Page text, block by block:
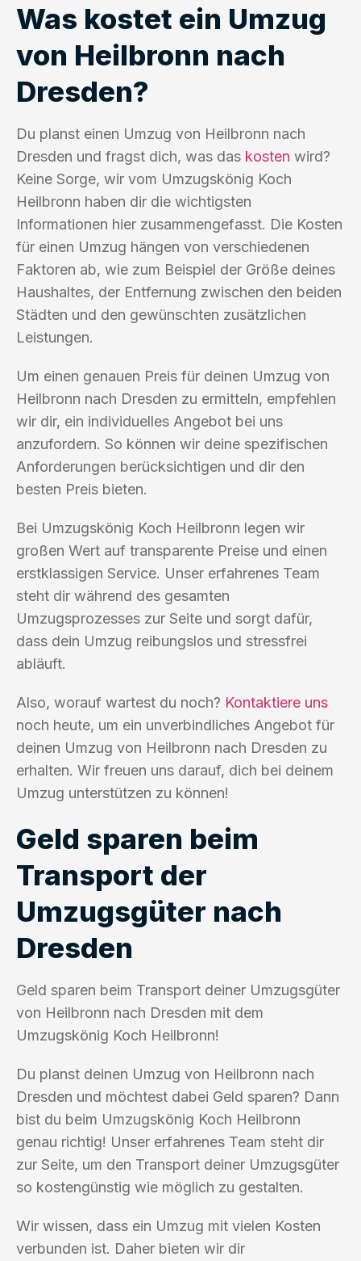
Was kostet ein Umzug
von Heilbronn nach
Dresden?
Du planst einen Umzug von Heilbronn nach
Dresden und fragst dich, was das kosten wird?
Keine Sorge, wir vom Umzugskönig Koch
Heilbronn haben dir die wichtigsten
Informationen hier zusammengefasst. Die Kosten
für einen Umzug hängen von verschiedenen
Faktoren ab, wie zum Beispiel der Größe deines
Haushaltes, der Entfernung zwischen den beiden
Städten und den gewünschten zusätzlichen
Leistungen.
Um einen genauen Preis für deinen Umzug von
Heilbronn nach Dresden zu ermitteln, empfehlen
wir dir, ein individuelles Angebot bei uns
anzufordern. So können wir deine spezifischen
Anforderungen berücksichtigen und dir den
besten Preis bieten.
Bei Umzugskönig Koch Heilbronn legen wir
großen Wert auf transparente Preise und einen
erstklassigen Service. Unser erfahrenes Team
steht dir während des gesamten
Umzugsprozesses zur Seite und sorgt dafür,
dass dein Umzug reibungslos und stressfrei
abläuft.
Also, worauf wartest du noch? Kontaktiere uns
noch heute, um ein unverbindliches Angebot für
deinen Umzug von Heilbronn nach Dresden zu
erhalten. Wir freuen uns darauf, dich bei deinem
Umzug unterstützen zu können!
Geld sparen beim
Transport der
Umzugsgüter nach
Dresden
Geld sparen beim Transport deiner Umzugsgüter
von Heilbronn nach Dresden mit dem
Umzugskönig Koch Heilbronn!
Du planst deinen Umzug von Heilbronn nach
Dresden und möchtest dabei Geld sparen? Dann
bist du beim Umzugskönig Koch Heilbronn
genau richtig! Unser erfahrenes Team steht dir
zur Seite, um den Transport deiner Umzugsgüter
so kostengünstig wie möglich zu gestalten.
Wir wissen, dass ein Umzug mit vielen Kosten
verbunden ist. Daher bieten wir dir